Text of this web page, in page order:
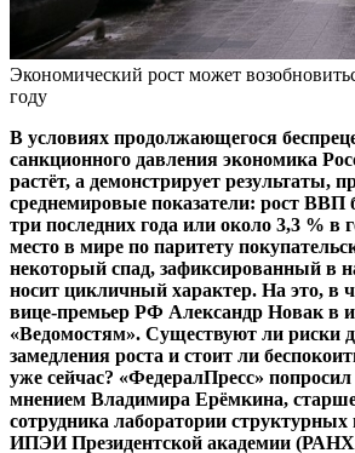
Экономический рост может
году
В условиях продолжающегося
санкционного давления экономика
растёт, а демонстрирует
среднемировые показатели: рост ВВП
три последних года или около 3,3 % в
место в мире по паритету
некоторый спад, зафиксированный в
носит цикличный характер. На это, в
вице-премьер РФ Александр Новак в
«Ведомостям». Существуют ли риски
замедления роста и стоит ли
уже сейчас? «ФедералПресс» попросил
мнением Владимира Ерёмкина,
сотрудника лаборатории структурных
ИПЭИ Президентской академии